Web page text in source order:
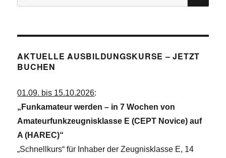
nach:
AKTUELLE AUSBILDUNGSKURSE – JETZT
BUCHEN
01.09. bis 15.10.2026:
„Funkamateur werden – in 7 Wochen von
Amateurfunkzeugnisklasse E (CEPT Novice) auf
A (HAREC)“
„Schnellkurs“ für Inhaber der Zeugnisklasse E, 14